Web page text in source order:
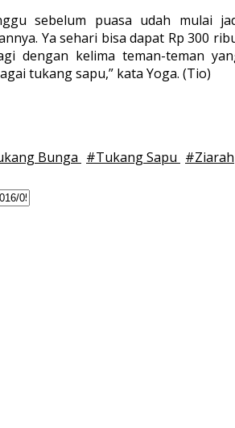
sebelum puasa udah mulai
Ya sehari bisa dapat Rp 300
dengan kelima teman-teman
tukang sapu,” kata Yoga. (Tio)
Bunga #Tukang Sapu #Ziarah